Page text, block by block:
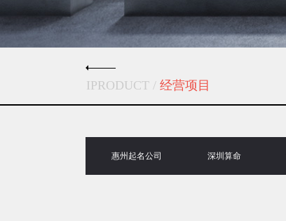
IPRODUCT / 经营项目
惠州起名公司 深圳算命